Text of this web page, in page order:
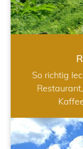
So richtig